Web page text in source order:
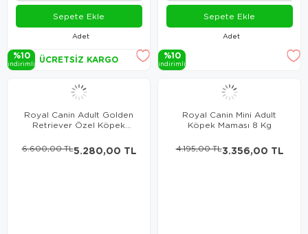
Adet
Sepete Ekle
%10
i̇ndi̇ri̇mli̇ ÜCRETSIZ KARGO
Adet
Sepete Ekle
%10
i̇ndi̇ri̇mli̇
Royal Canin Adult Golden
Retriever Özel Köpek
5.280,00 TL
6.600,00 TL
Royal Canin Mini Adult
Köpek Maması 8 Kg
3.356,00 TL
4.195,00 TL